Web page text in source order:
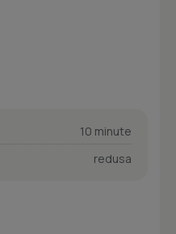
10 minute
redusa